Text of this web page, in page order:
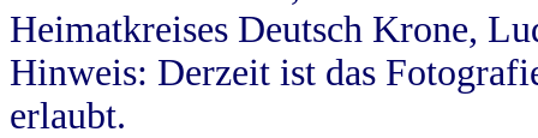
Heimatkreises Deutsch Krone,
Hinweis: Derzeit ist das
erlaubt.